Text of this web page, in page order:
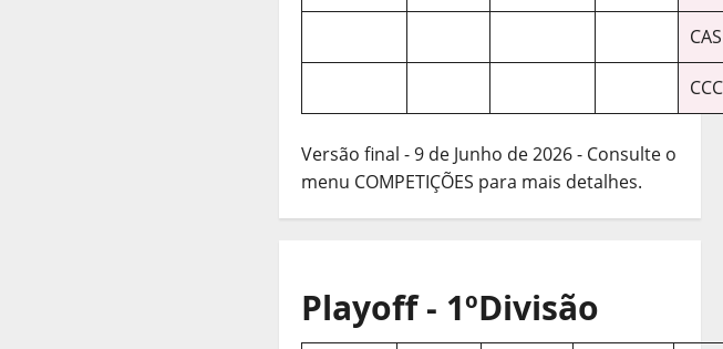
Versão final - 9 de Junho de 2026 - Consulte o
menu COMPETIÇÕES para mais detalhes.
Playoff - 1ºDivisão